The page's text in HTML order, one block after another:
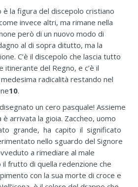
è la figura del discepolo cristiano
invece altri, ma rimane nella
però di un nuovo modo di
al di sopra ditutto, ma la
C’è il discepolo che lascia tutto
itinerante del Regno, e c’è il
radicalità restando nel
10.
un cero pasquale! Assieme
è arrivata la gioia. Zaccheo, uomo
grande, ha capito il significato
nello sguardo del Signore
a rimediare al male
frutto di quella redenzione che
con la sua morte di croce e